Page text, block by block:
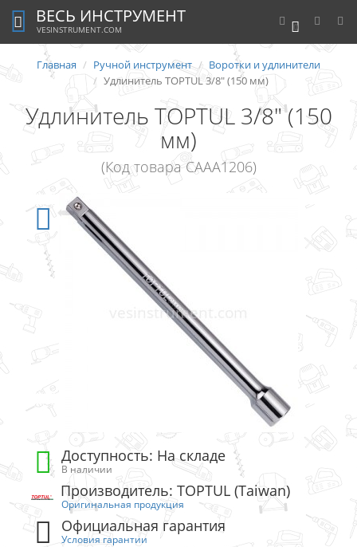
0
ВЕСЬ ИНСТРУМЕНТ
VESINSTRUMENT.COM
Главная Ручной инструмент
Воротки и удлинители
Удлинитель TOPTUL 3/8" (150 мм)
Удлинитель TOPTUL 3/8" (150
мм)
(Код товара CAAA1206)
Доступность: На складе
В наличии
Производитель: TOPTUL (Taiwan)
Оригинальная продукция
Официальная гарантия
Условия гарантии